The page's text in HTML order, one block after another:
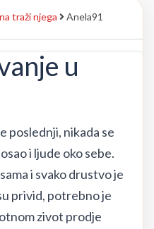
traži njega
Anela91
u
poslednji, nikada se
i ljude oko sebe.
i svako drustvo je
privid, potrebno je
zivot prodje